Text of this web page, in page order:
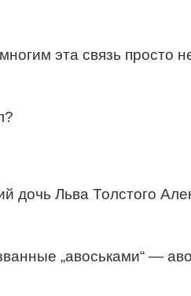
эта связь просто
Льва Толстого
„авоськами“ —